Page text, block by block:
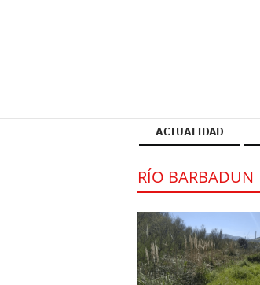
ACTUALIDAD
RÍO BARBADUN